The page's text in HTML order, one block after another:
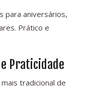
para aniversários,
Prático e
Praticidade
tradicional de